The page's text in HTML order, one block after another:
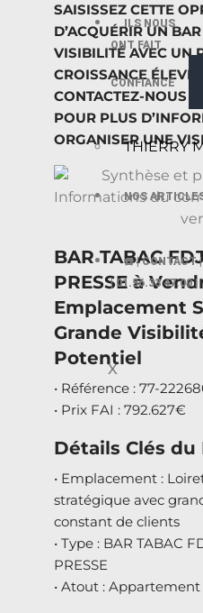
ILS NOUS
ONT FAIT
CONFIANCE
THIERRY
NOS
☎️ | CONTACT |
| 01.56.33 47.00 |
X
SAISISSEZ CETTE
D’ACQUÉRIR UN
VISIBILITÉ AVEC UN
CROISSANCE ÉLEVÉ.
CONTACTEZ-NOUS
POUR PLUS
ORGANISER UNE
BAR TABAC
PRESSE à
Emplacement
Grande
Potentiel
• Référence : 77-
• Prix FAI : 792.627€
Détails Clés du
• Emplacement :
stratégique avec
constant de clients
• Type : BAR TABAC
PRESSE
• Atout : Appartement